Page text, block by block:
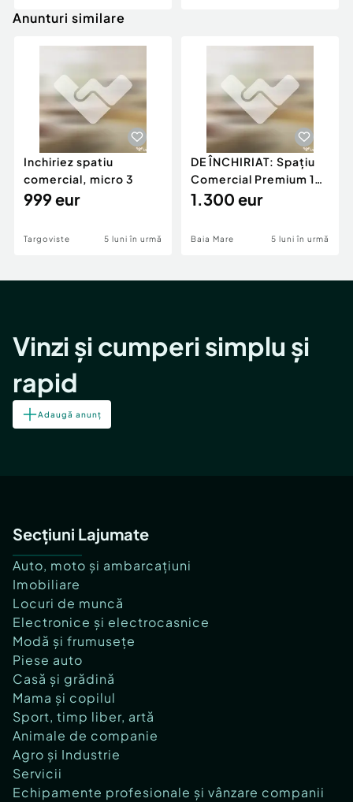
Anunturi similare
Inchiriez spatiu
comercial, micro 3
999 eur
Targoviste 5 luni în urmă
DE ÎNCHIRIAT: Spațiu
Comercial Premium 146
mp – Vizibili
1.300 eur
Baia Mare 5 luni în urmă
Vinzi și cumperi simplu și
rapid
Adaugă anunț
Secțiuni Lajumate
Auto, moto și ambarcațiuni
Imobiliare
Locuri de muncă
Electronice și electrocasnice
Modă și frumusețe
Piese auto
Casă și grădină
Mama și copilul
Sport, timp liber, artă
Animale de companie
Agro și Industrie
Servicii
Echipamente profesionale și vânzare companii